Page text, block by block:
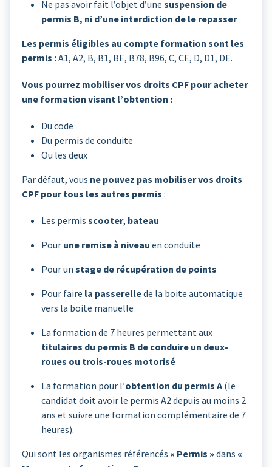
Ne pas avoir fait l’objet d’une suspension de
permis B, ni d’une interdiction de le repasser
Les permis éligibles au compte formation sont les
permis :A1, A2, B, B1, BE, B78, B96, C, CE, D, D1, DE.
Vous pourrez mobiliser vos droits CPF pour acheter
une formation visant l’obtention :
Du code
Du permis de conduite
Ou les deux
Par défaut, vous ne pouvez pas mobiliser vos droits
CPF pour tous les autres permis :
Les permis scooter, bateau
Pour une remise à niveau en conduite
Pour un stage de récupération de points
Pour faire la passerellede la boite automatique
vers la boite manuelle
La formation de 7 heures permettant aux
titulaires du permis B de conduire un deux-
roues ou trois-roues motorisé
La formation pour l’obtention du permis A(le
candidat doit avoir le permis A2 depuis au moins 2
ans et suivre une formation complémentaire de 7
heures).
Qui sont les organismes référencés « Permis » dans «